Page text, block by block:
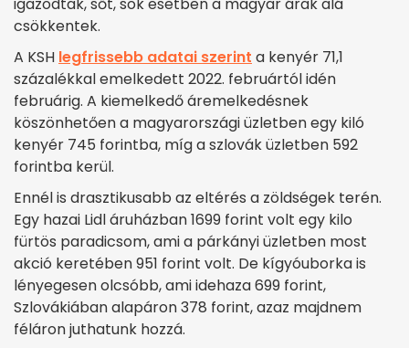
csökkentek.
A KSH legfrissebb adatai szerint a kenyér 71,1
százalékkal emelkedett 2022. februártól idén
februárig. A kiemelkedő áremelkedésnek
köszönhetően a magyarországi üzletben egy kiló
kenyér 745 forintba, míg a szlovák üzletben 592
forintba kerül.
Ennél is drasztikusabb az eltérés a zöldségek terén.
Egy hazai Lidl áruházban 1699 forint volt egy kilo
fürtös paradicsom, ami a párkányi üzletben most
akció keretében 951 forint volt. De kígyóuborka is
lényegesen olcsóbb, ami idehaza 699 forint,
Szlovákiában alapáron 378 forint, azaz majdnem
féláron juthatunk hozzá.